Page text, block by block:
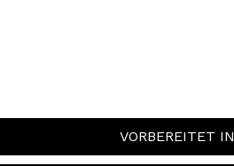
VORBEREITET IN